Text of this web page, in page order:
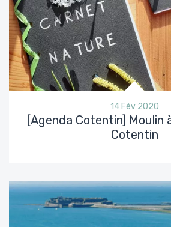
14 Fév 2020
[Agenda Cotentin] Moulin
Cotentin